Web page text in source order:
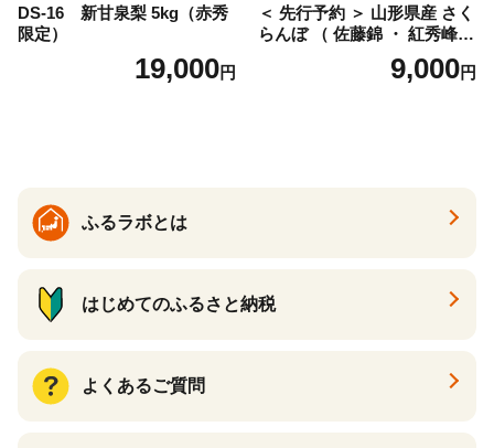
DS-16 新甘泉梨 5kg（赤秀
限定）
19,000円
＜ 先行予約 ＞ 山形県産 さく
らんぼ （ 佐藤錦 ・ 紅秀峰
） ご家庭用 M以上 700g 【20
26年6月下旬から7月上旬発
9,000円
ふるラボとは
はじめてのふるさと納税
よくあるご質問